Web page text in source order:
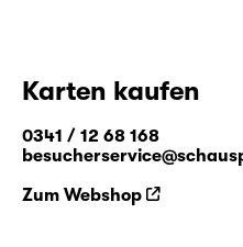
Karten kaufen
0341 / 12 68 168
Zum Webshop